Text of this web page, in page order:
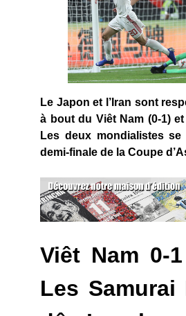
Le Japon et l’Iran sont
à bout du Viêt Nam (0-1)
Les deux mondialistes
demi-finale de la Coupe
Viêt Nam 0-
Les